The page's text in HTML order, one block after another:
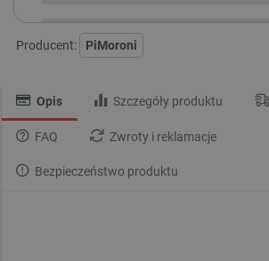
Producent: PiMoroni
Opis Szczegóły produktu
FAQ Zwroty i reklamacje
Bezpieczeństwo produktu